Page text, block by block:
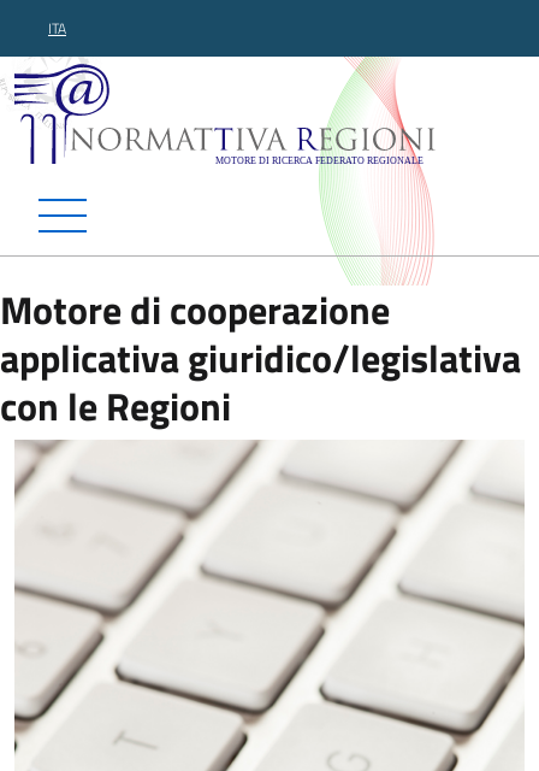
ITA
Normattiva Regioni -
Motore di cooperazione
applicativa giuridico/legislativa
con le Regioni